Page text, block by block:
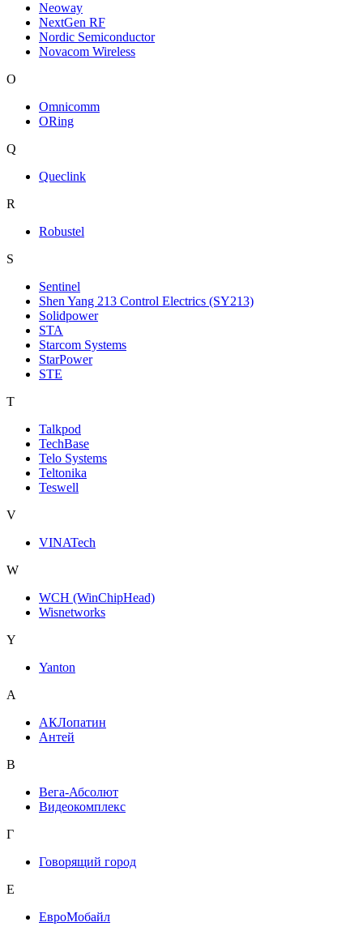
Neoway
NextGen RF
Nordic Semiconductor
Novacom Wireless
O
Omnicomm
ORing
Q
Queclink
R
Robustel
S
Sentinel
Shen Yang 213 Control Electrics (SY213)
Solidpower
STA
Starcom Systems
StarPower
STE
T
Talkpod
TechBase
Telo Systems
Teltonika
Teswell
V
VINATech
W
WCH (WinChipHead)
Wisnetworks
Y
Yanton
А
АКЛопатин
Антей
В
Вега-Абсолют
Видеокомплекс
Г
Говорящий город
Е
ЕвроМобайл